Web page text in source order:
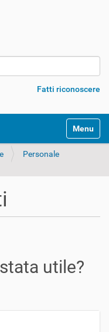
Fatti riconoscere
Alterna
Personale
utile?